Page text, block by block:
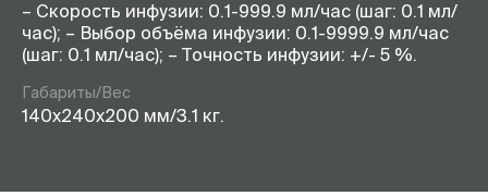
– Скорость инфузии: 0.1-999.9 мл/час (шаг: 0.1 мл/
час); – Выбор объёма инфузии: 0.1-9999.9 мл/час
(шаг: 0.1 мл/час); – Точность инфузии: +/- 5 %.
Габариты/Вес
140x240x200 мм/3.1 кг.